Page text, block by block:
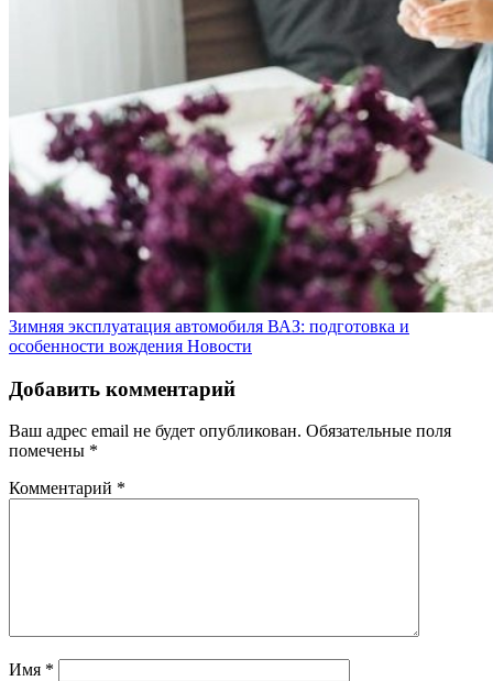
Зимняя эксплуатация автомобиля ВАЗ: подготовка и
особенности вождения Новости
Добавить комментарий
Ваш адрес email не будет опубликован. Обязательные поля
помечены *
Комментарий *
Имя *